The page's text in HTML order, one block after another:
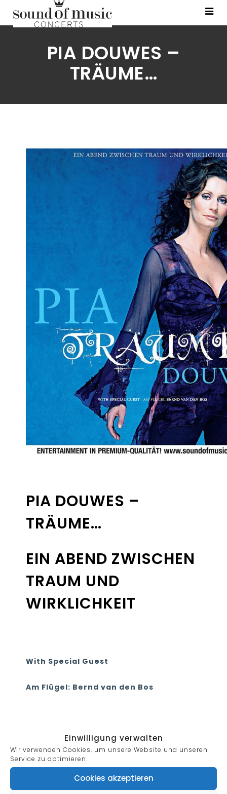
Einwilligung verwalten
Wir verwenden Cookies, um unsere Website und unseren
Service zu optimieren.
Cookies akzeptieren
PIA DOUWES –
TRÄUME…
PIA DOUWES –
TRÄUME…
EIN ABEND ZWISCHEN
TRAUM UND
WIRKLICHKEIT
With Special Guest
Am Flügel: Bernd van den Bos
Nach dem großen Erfolg der Tournee „Ein
Abend im Dezember“, präsentiert Sound
Of Music Concerts das neue
Soloprogramm TRÄUME der wunderbaren